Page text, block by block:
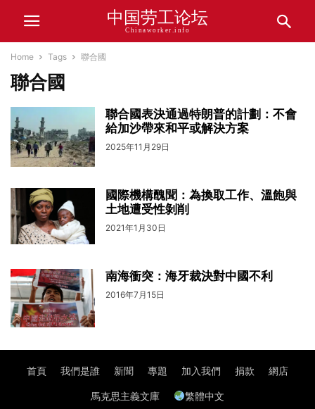
中国劳工论坛
Chinaworker.info
Home Tags 聯合國
聯合國
聯合國表決通過特朗普的計劃：不會
給加沙帶來和平或解決方案
2025年11月29日
國際機構醜聞：為換取工作、溫飽與
土地遭受性剝削
2021年1月30日
南海衝突：海牙裁決對中國不利
2016年7月15日
首頁 我們是誰 新聞 專題 加入我們 捐款 網店
馬克思主義文庫 繁體中文